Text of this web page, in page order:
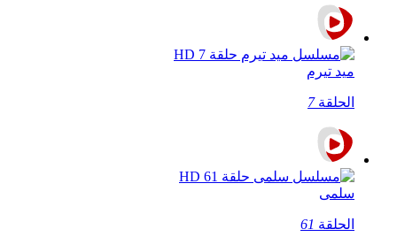
ميد تيرم
الحلقة7
سلمى
الحلقة 61